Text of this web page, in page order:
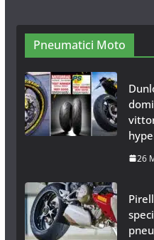
26 Gennaio
Pneumatici Moto
26